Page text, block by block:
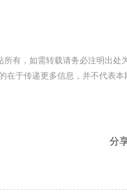
有，如需转载请务必注明出处
在于传递更多信息，并不代表
分